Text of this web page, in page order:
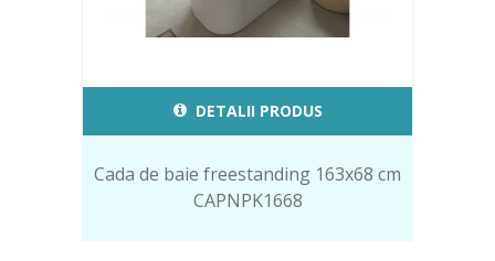
DETALII PRODUS
Cada de baie freestanding 163x68 cm
CAPNPK1668